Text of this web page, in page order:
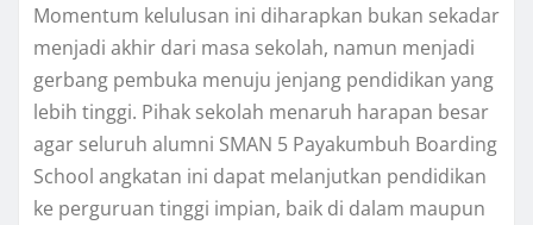
Momentum kelulusan ini diharapkan bukan sekadar
menjadi akhir dari masa sekolah, namun menjadi
gerbang pembuka menuju jenjang pendidikan yang
lebih tinggi. Pihak sekolah menaruh harapan besar
agar seluruh alumni SMAN 5 Payakumbuh Boarding
School angkatan ini dapat melanjutkan pendidikan
ke perguruan tinggi impian, baik di dalam maupun